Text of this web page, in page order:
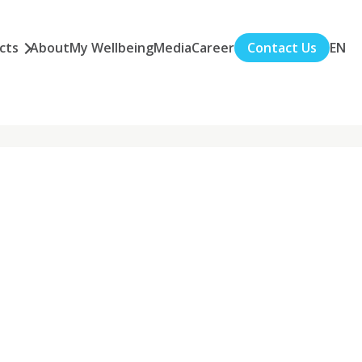
AboutMy WellbeingMediaCareer Contact Us EN